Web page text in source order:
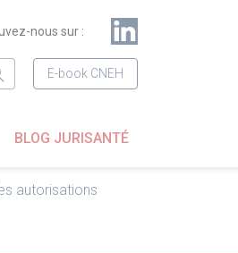
nous sur :
E-book CNEH
BLOG JURISANTÉ
autorisations